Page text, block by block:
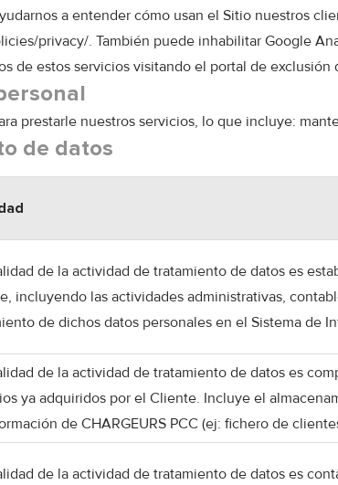
a entender cómo usan el Sitio nuestros
privacy/. También puede inhabilitar Google
de estos servicios visitando el portal de
prestarle nuestros servicios, lo que incluye:
de datos
de la actividad de tratamiento de datos es
incluyendo las actividades administrativas,
de dichos datos personales en el Sistema de
de la actividad de tratamiento de datos es
ya adquiridos por el Cliente. Incluye el
de CHARGEURS PCC (ej: fichero de
de la actividad de tratamiento de datos es